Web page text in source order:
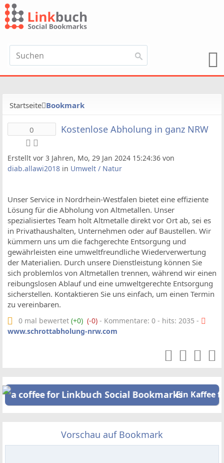
Startseite Bookmark
0 Kostenlose Abholung in ganz NRW
Erstellt vor 3 Jahren, Mo, 29 Jan 2024 15:24:36 von
diab.allawi2018 in Umwelt / Natur
Unser Service in Nordrhein-Westfalen bietet eine effiziente
Lösung für die Abholung von Altmetallen. Unser
spezialisiertes Team holt Altmetalle direkt vor Ort ab, sei es
in Privathaushalten, Unternehmen oder auf Baustellen. Wir
kümmern uns um die fachgerechte Entsorgung und
gewährleisten eine umweltfreundliche Wiederverwertung
der Materialien. Durch unsere Dienstleistung können Sie
sich problemlos von Altmetallen trennen, während wir einen
reibungslosen Ablauf und eine umweltgerechte Entsorgung
sicherstellen. Kontaktieren Sie uns einfach, um einen Termin
zu vereinbaren.
0 mal bewertet (+0) (-0) - Kommentare: 0 - hits: 2035 -
www.schrottabholung-nrw.com
Ein Kaffee
Vorschau auf Bookmark